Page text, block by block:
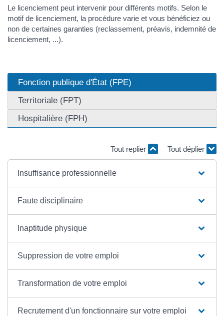
Le licenciement peut intervenir pour différents motifs. Selon le
motif de licenciement, la procédure varie et vous bénéficiez ou
non de certaines garanties (reclassement, préavis, indemnité de
licenciement, ...).
Fonction publique d'État (FPE)
Territoriale (FPT)
Hospitalière (FPH)
Tout replier Tout déplier
Insuffisance professionnelle
Faute disciplinaire
Inaptitude physique
Suppression de votre emploi
Transformation de votre emploi
Recrutement d'un fonctionnaire sur votre emploi